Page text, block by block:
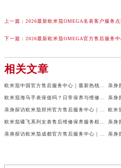
上一篇： 2026最新欧米茄OMEGA名表客户服务
下一篇： 2026最新欧米茄OMEGA官方售后服务
相关文章